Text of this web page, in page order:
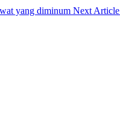
Next Article